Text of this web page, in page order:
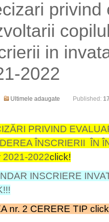
privind
in
2022
Ultimele adaugate Published:
PRIVIND
ÎNSCRIERII ÎN
2021-2022click!
INSCRIERE
nr. 2 CERERE TIP